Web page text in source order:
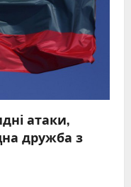
атаки,
дружба з